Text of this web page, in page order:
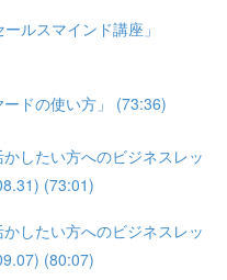
ルスマインド講座」
ドの使い方」 (73:36)
したい方へのビジネスレッ
(73:01)
したい方へのビジネスレッ
(80:07)